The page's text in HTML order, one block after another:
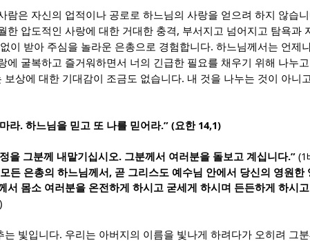
람은 자신의 업적이나 공로로 하느님의 사랑을 얻으려 하지 않습
한 압도적인 사랑에 대한 거대한 충격, 부서지고 넘어지고 탐욕과
이 받아 주심을 놀라운 은총으로 경험합니다. 하느님께서는 언제
에 굴복하고 즐거워하면서 너의 긴급한 필요를 채우기 위해 나누
보상에 대한 기대감이 조금도 없습니다. 내 것을 나누는 것이 아니
라. 하느님을 믿고 또 나를 믿어라.” (요한 14,1)
을 그분께 내맡기십시오. 그분께서 여러분을 돌보고 계십니다.” (1
모든 은총의 하느님께서 , 곧 그리스도 예수님 안에서 당신의 영원한
서 몸소 여러분을 온전하게 하시고 굳세게 하시며 든든하게 하시
는 빛입니다. 우리는 아버지의 이름을 빛나게 하려다가 오히려 그